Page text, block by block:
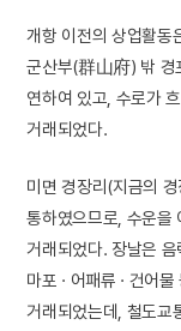
개항 이전의 상업활동
군산부(群山府) 밖 경
연하여 있고, 수로가
거래되었다.
미면 경장리(지금의
통하였으므로, 수운을
거래되었다. 장날은 음
마포 · 어패류 · 건어
거래되었는데, 철도교